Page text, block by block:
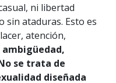
ni libertad
sin ataduras. Esto es
atención,
ambigüedad,
se trata de
diseñada